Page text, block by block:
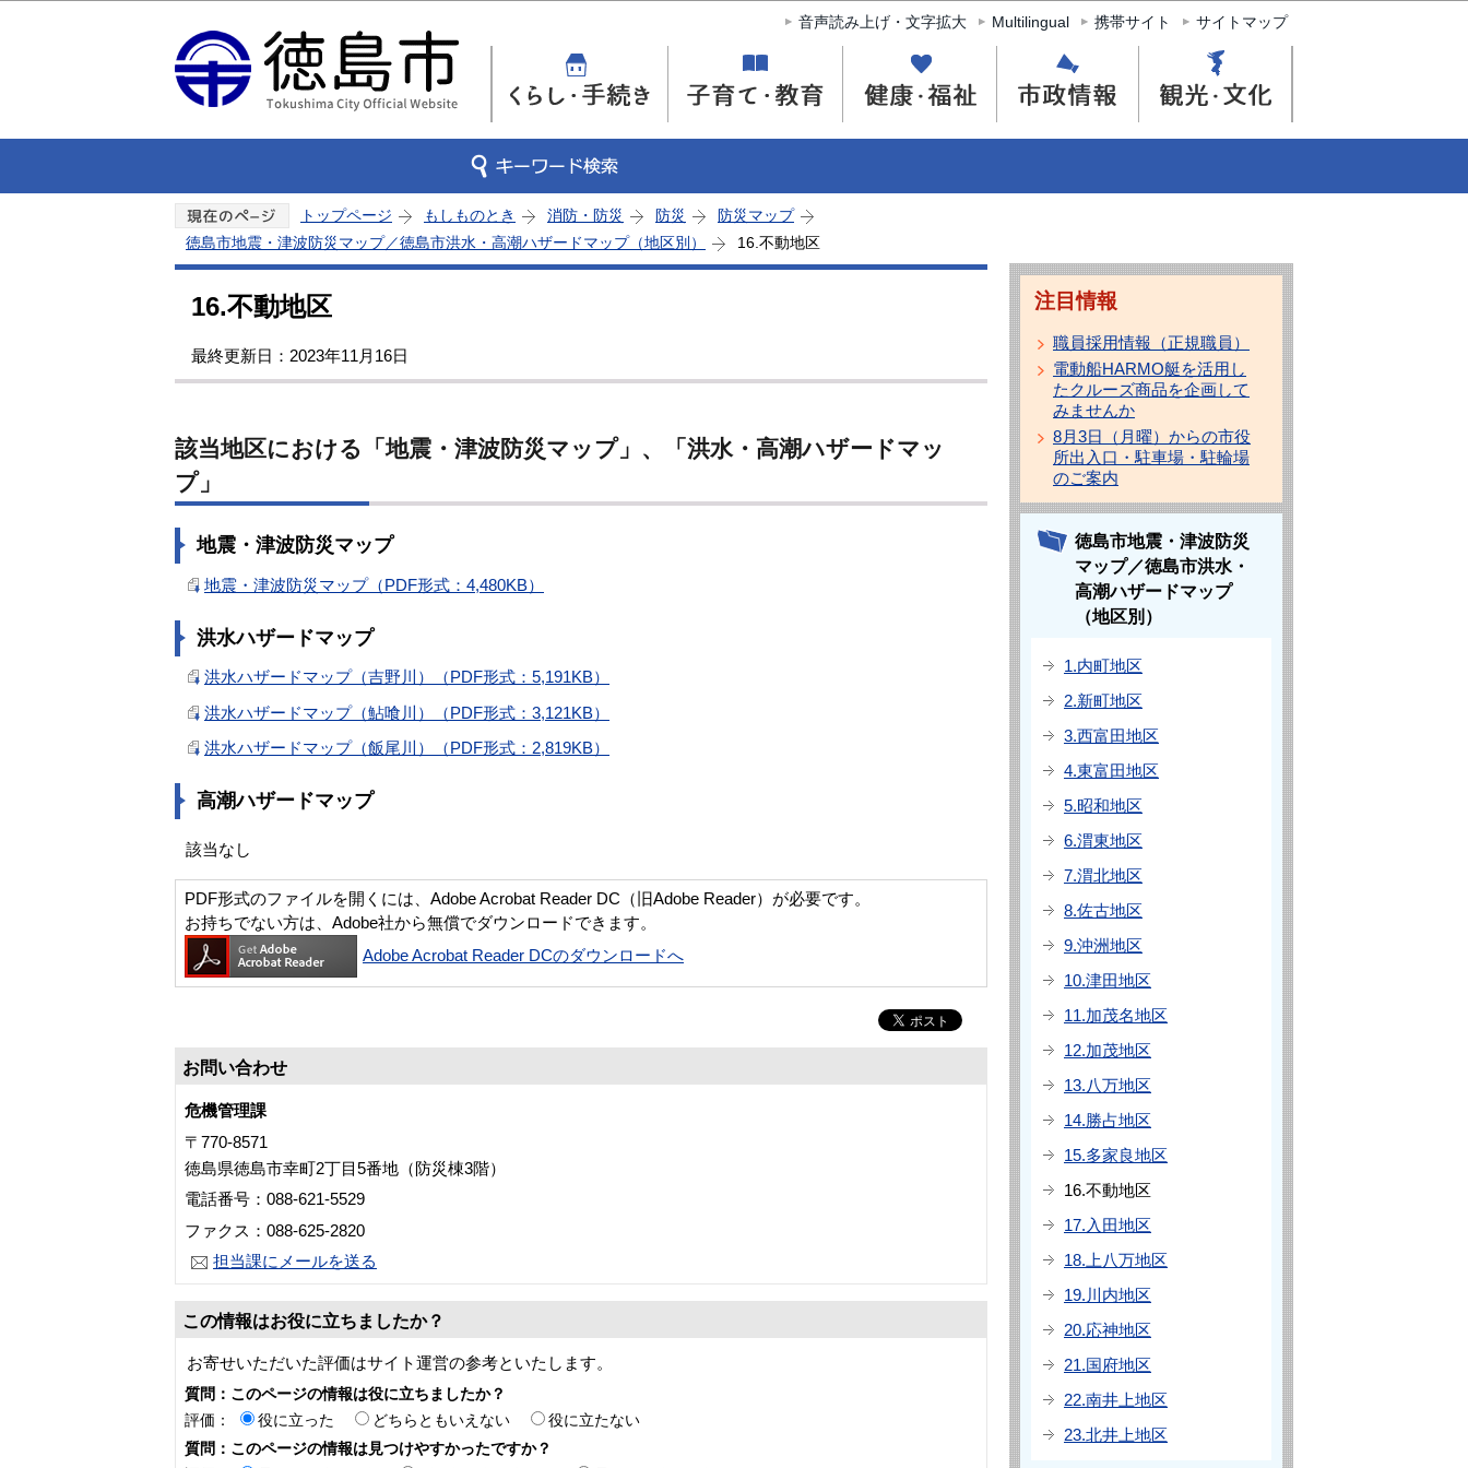
このページの本文へ移動
音声読み上げ・文字拡大 Multilingual 携帯サイト サイトマップ
トップページ もしものとき 消防・防災 防災
防災マップ
徳島市地震・津波防災マップ／徳島市洪水・高潮ハザードマップ（地区別）
16.不動地区
16.不動地区
最終更新日：2023年11月16日
該当地区における「地震・津波防災マップ」、「洪水・高潮ハザードマッ
プ」
地震・津波防災マップ
地震・津波防災マップ（PDF形式：4,480KB）
洪水ハザードマップ
洪水ハザードマップ（吉野川）（PDF形式：5,191KB）
洪水ハザードマップ（鮎喰川）（PDF形式：3,121KB）
洪水ハザードマップ（飯尾川）（PDF形式：2,819KB）
高潮ハザードマップ
該当なし
PDF形式のファイルを開くには、Adobe Acrobat Reader DC（旧Adobe Reader）が必要です。
お持ちでない方は、Adobe社から無償でダウンロードできます。
Adobe Acrobat Reader DCのダウンロードへ
お問い合わせ
危機管理課
〒770-8571
徳島県徳島市幸町2丁目5番地（防災棟3階）
電話番号：088-621-5529
ファクス：088-625-2820
担当課にメールを送る
この情報はお役に立ちましたか？
お寄せいただいた評価はサイト運営の参考といたします。
質問：このページの情報は役に立ちましたか？
評価：
役に立った どちらともいえない
役に立たない
質問：このページの情報は見つけやすかったですか？
注目情報
職員採用情報（正規職員）
電動船HARMO艇を活用し
たクルーズ商品を企画して
みませんか
8月3日（月曜）からの市役
所出入口・駐車場・駐輪場
のご案内
徳島市地震・津波防災
マップ／徳島市洪水・
高潮ハザードマップ
（地区別）
1.内町地区
2.新町地区
3.西富田地区
4.東富田地区
5.昭和地区
6.渭東地区
7.渭北地区
8.佐古地区
9.沖洲地区
10.津田地区
11.加茂名地区
12.加茂地区
13.八万地区
14.勝占地区
15.多家良地区
16.不動地区
17.入田地区
18.上八万地区
19.川内地区
20.応神地区
21.国府地区
22.南井上地区
23.北井上地区